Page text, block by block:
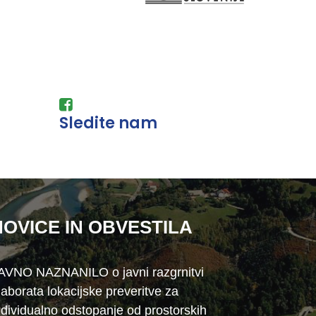
Sledite nam
IN OBVESTILA
NAZNANILO o javni razgrnitvi
lokacijske preveritve za
odstopanje od prostorskih